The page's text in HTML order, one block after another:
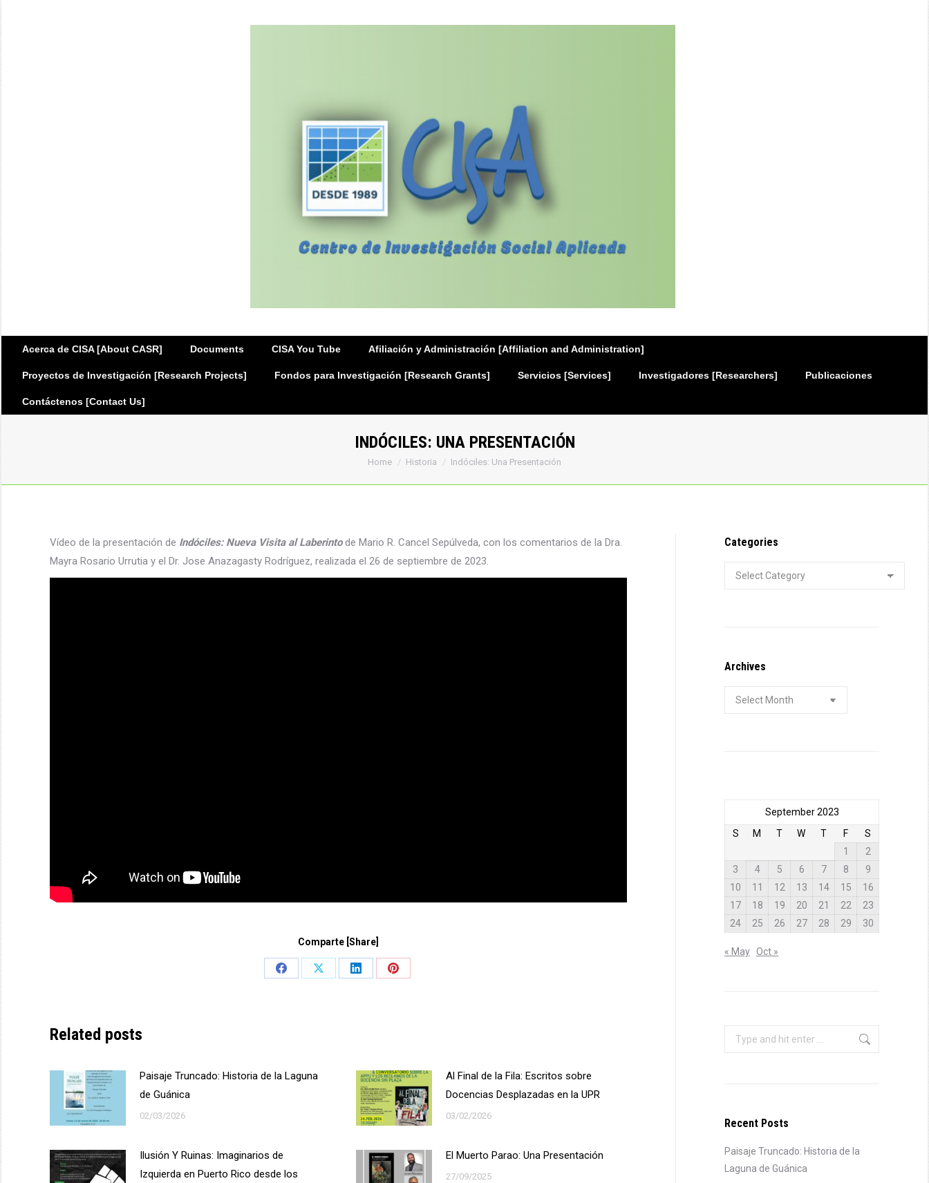
Acerca de CISA [About CASR] Documents CISA You Tube Afiliación y Administración [Affiliation and Administration]
Proyectos de Investigación [Research Projects] Fondos para Investigación [Research Grants] Servicios [Services] Investigadores [Researchers] Publicaciones
Contáctenos [Contact Us]
INDÓCILES: UNA PRESENTACIÓN
You are here:
Home Historia Indóciles: Una Presentación
Vídeo de la presentación de Indóciles: Nueva Visita al Laberintode Mario R. Cancel Sepúlveda, con los comentarios de la Dra.
Mayra Rosario Urrutia y el Dr. Jose Anazagasty Rodríguez, realizada el 26 de septiembre de 2023.
Comparte [Share]
Share
Share
Share
Share
Related posts
Paisaje Truncado: Historia de la Laguna
de Guánica
02/03/2026
Al Final de la Fila: Escritos sobre
Docencias Desplazadas en la UPR
03/02/2026
Ilusión Y Ruinas: Imaginarios de
Izquierda en Puerto Rico desde los
El Muerto Parao: Una Presentación
27/09/2025
Categories
Categories
Archives
Archives
September 2023
S
M T W T F
S
1
2
3
4 5 6 7 8
9
10
11 12 13 14 15
16
17
18 19 20 21 22
23
24
25 26 27 28 29 30
« May Oct »
Search:
Recent Posts
Paisaje Truncado: Historia de la
Laguna de Guánica